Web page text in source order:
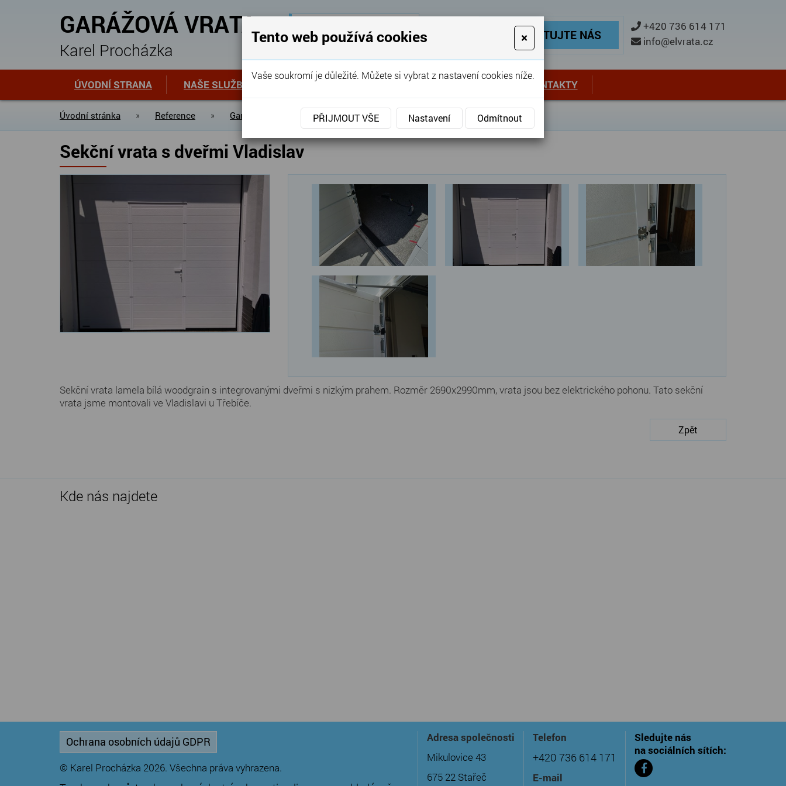
GARÁŽOVÁ VRATA
Karel Procházka Garážová vrata, brány, ploty ...
Kontaktujte nás
KONTAKTUJTE NÁS
+420 736 614 171
info@elvrata.cz
ÚVODNÍ STRANA NAŠE SLUŽBY SERVIS REFERENCE KONTAKTY
Úvodní stránka » Reference » Garážová vrata Sekční » Sekční vrata s dveřmi Vladislav
Sekční vrata s dveřmi Vladislav
Sekční vrata lamela bílá woodgrain s integrovanými dveřmi s nizkým prahem. Rozměr 2690x2990mm, vrata jsou bez elektrického pohonu. Tato sekční
vrata jsme montovali ve Vladislavi u Třebíče.
Zpět
Kde nás najdete
Sledujte nás
na sociálních sítích:
Telefon
+420 736 614 171
E-mail
Adresa společnosti
Mikulovice 43
675 22 Stařeč
Ochrana osobních údajů GDPR
© Karel Procházka 2026. Všechna práva vyhrazena.
Tento web používá cookies ×
Vaše soukromí je důležité. Můžete si vybrat z nastavení cookies níže.
PŘIJMOUT VŠE Nastavení Odmítnout